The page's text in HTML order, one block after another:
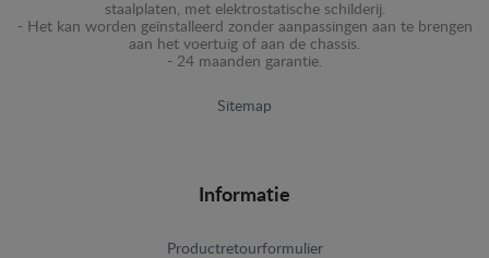
staalplaten, met elektrostatische schilderij.
- Het kan worden geïnstalleerd zonder aanpassingen aan te brengen
aan het voertuig of aan de chassis.
- 24 maanden garantie.
Sitemap
Informatie
Productretourformulier